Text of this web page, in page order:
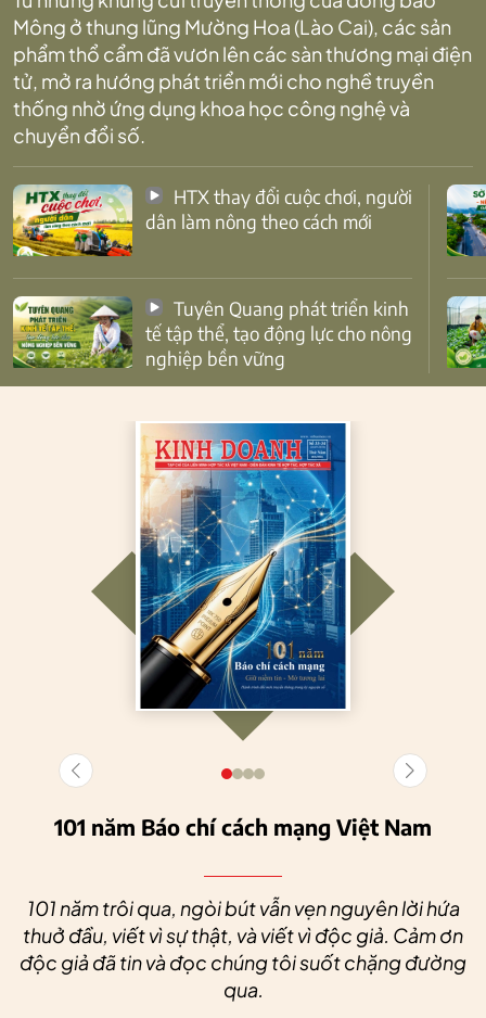
Mông ở thung lũng Mường Hoa (Lào Cai), các sản
phẩm thổ cẩm đã vươn lên các sàn thương mại điện
tử, mở ra hướng phát triển mới cho nghề truyền
thống nhờ ứng dụng khoa học công nghệ và
chuyển đổi số.
dân làm nông theo cách mới
tế tập thể, tạo động lực cho nông
nghiệp bền vững
101 năm Báo chí cách mạng Việt Nam
101 năm trôi qua, ngòi bút vẫn vẹn nguyên lời hứa
thuở đầu, viết vì sự thật, và viết vì độc giả. Cảm ơn
độc giả đã tin và đọc chúng tôi suốt chặng đường
qua.